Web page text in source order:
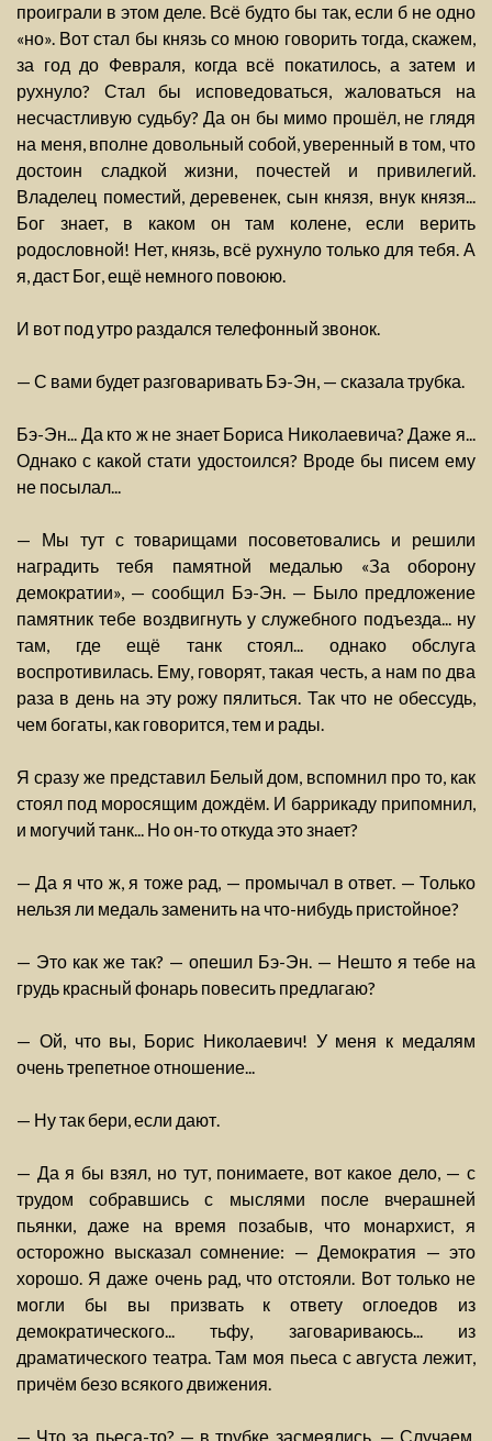
проиграли в этом деле. Всё будто бы так, если б не одно
«но». Вот стал бы князь со мною говорить тогда, скажем,
за год до Февраля, когда всё покатилось, а затем и
рухнуло? Стал бы исповедоваться, жаловаться на
несчастливую судьбу? Да он бы мимо прошёл, не глядя
на меня, вполне довольный собой, уверенный в том, что
достоин сладкой жизни, почестей и привилегий.
Владелец поместий, деревенек, сын князя, внук князя...
Бог знает, в каком он там колене, если верить
родословной! Нет, князь, всё рухнуло только для тебя. А
я, даст Бог, ещё немного повоюю.
И вот под утро раздался телефонный звонок.
— С вами будет разговаривать Бэ-Эн, — сказала трубка.
Бэ-Эн... Да кто ж не знает Бориса Николаевича? Даже я...
Однако с какой стати удостоился? Вроде бы писем ему
не посылал...
— Мы тут с товарищами посоветовались и решили
наградить тебя памятной медалью «За оборону
демократии», — сообщил Бэ-Эн. — Было предложение
памятник тебе воздвигнуть у служебного подъезда... ну
там, где ещё танк стоял... однако обслуга
воспротивилась. Ему, говорят, такая честь, а нам по два
раза в день на эту рожу пялиться. Так что не обессудь,
чем богаты, как говорится, тем и рады.
Я сразу же представил Белый дом, вспомнил про то, как
стоял под моросящим дождём. И баррикаду припомнил,
и могучий танк... Но он-то откуда это знает?
— Да я что ж, я тоже рад, — промычал в ответ. — Только
нельзя ли медаль заменить на что-нибудь пристойное?
— Это как же так? — опешил Бэ-Эн. — Нешто я тебе на
грудь красный фонарь повесить предлагаю?
— Ой, что вы, Борис Николаевич! У меня к медалям
очень трепетное отношение...
— Ну так бери, если дают.
— Да я бы взял, но тут, понимаете, вот какое дело, — с
трудом собравшись с мыслями после вчерашней
пьянки, даже на время позабыв, что монархист, я
осторожно высказал сомнение: — Демократия — это
хорошо. Я даже очень рад, что отстояли. Вот только не
могли бы вы призвать к ответу оглоедов из
демократического... тьфу, заговариваюсь... из
драматического театра. Там моя пьеса с августа лежит,
причём безо всякого движения.
— Что за пьеса-то? — в трубке засмеялись. — Случаем,